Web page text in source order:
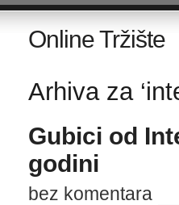
Online Tržište
Arhiva za
Gubici od
godini
bez komentara